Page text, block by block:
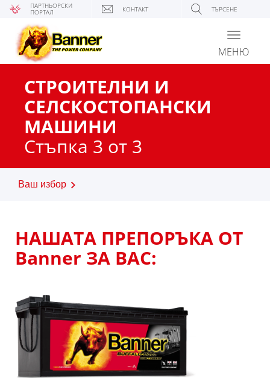
ПАРТНЬОРСКИ
ПОРТАЛ КОНТАКТ ТЪРСЕНЕ
Toggle
МЕНЮ
СТРОИТЕЛНИ И
СЕЛСКОСТОПАНСКИ
МАШИНИ
Стъпка 3 от 3
Ваш избор
НАШАТА ПРЕПОРЪКА ОТ
Banner ЗА ВАС: